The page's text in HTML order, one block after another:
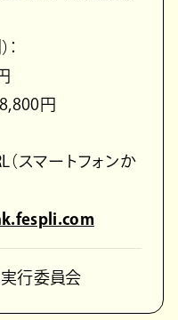
8,800円
スマートフォンか
実行委員会